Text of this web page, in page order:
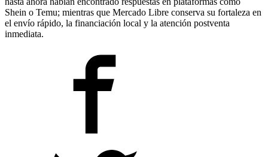
Shein o Temu; mientras que Mercado Libre conserva su fortaleza en
el envío rápido, la financiación local y la atención postventa
inmediata.